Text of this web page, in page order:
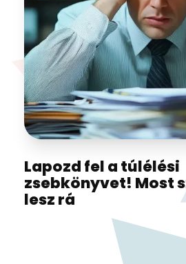
Lapozd fel a túlélési
zsebkönyvet! Most
lesz rá